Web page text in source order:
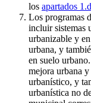
los apartados
Los programas
incluir sistemas
urbanizable y
urbana, y
en suelo
mejora urbana y
urbanístico, y
urbanística no